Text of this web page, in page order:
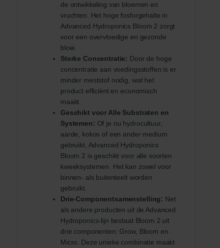
de ontwikkeling van bloemen en
vruchten. Het hoge fosforgehalte in
Advanced Hydroponics Bloom 2 zorgt
voor een overvloedige en gezonde
bloei.
Sterke Concentratie: Door de hoge
concentratie aan voedingsstoffen is er
minder meststof nodig, wat het
product efficiënt en economisch
maakt.
Geschikt voor Alle Substraten en
Systemen: Of je nu hydrocultuur,
aarde, kokos of een ander medium
gebruikt, Advanced Hydroponics
Bloom 2 is geschikt voor alle soorten
kweeksystemen. Het kan zowel voor
binnen- als buitenteelt worden
gebruikt.
Drie-Componentsamenstelling: Net
als andere producten uit de Advanced
Hydroponics-lijn bestaat Bloom 2 uit
drie componenten: Grow, Bloom en
Micro. Deze unieke combinatie maakt